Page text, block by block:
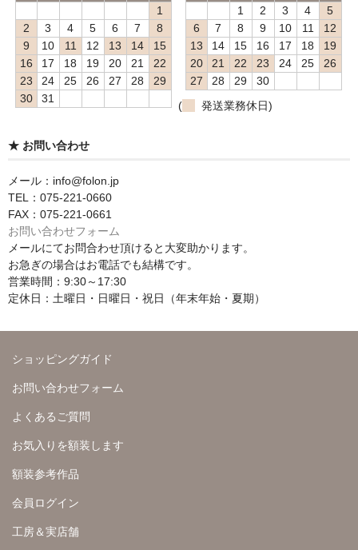
1
2
3 4 5 6 7
8
9
10 11 12 13 14
15
16
17 18 19 20 21
22
23
24 25 26 27 28
29
30
31
1
2 3 4
5
6
7 8 9 10 11
12
13
14 15 16 17 18
19
20
21 22 23 24 25
26
27
28 29
30
(
発送業務休日)
★ お問い合わせ
メール：info@folon.jp
TEL：075-221-0660
FAX：075-221-0661
お問い合わせフォーム
メールにてお問合わせ頂けると大変助かります。
お急ぎの場合はお電話でも結構です。
営業時間：9:30～17:30
定休日：土曜日・日曜日・祝日（年末年始・夏期）
ショッピングガイド
お問い合わせフォーム
よくあるご質問
お気入りを額装します
額装参考作品
会員ログイン
工房＆実店舗